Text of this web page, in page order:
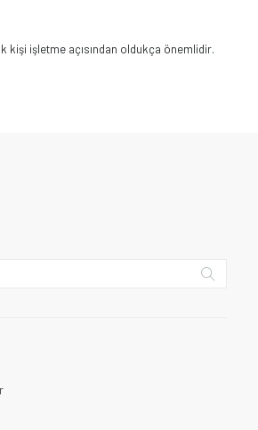
kişi işletme açısından oldukça önemlidir.